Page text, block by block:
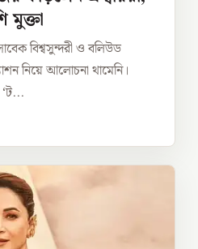
মুক্তা
বিশ্বসুন্দরী ও বলিউড
নিয়ে আলোচনা থামেনি।